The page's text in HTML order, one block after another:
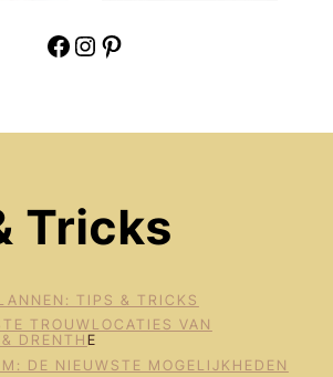
Facebook
Instagram
Pinterest
Tricks
TIPS & TRICKS
TROUWLOCATIES VAN
DRENTH E
DE NIEUWSTE MOGELIJKHEDEN